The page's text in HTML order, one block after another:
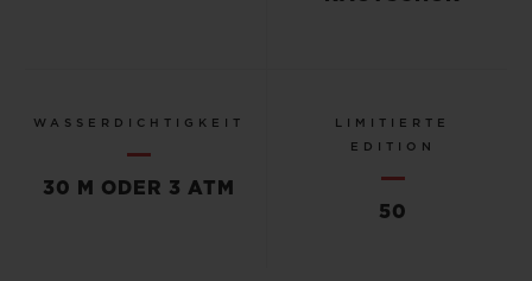
WASSERDICHTIGKEIT
30 M ODER 3 ATM
LIMITIERTE
EDITION
50